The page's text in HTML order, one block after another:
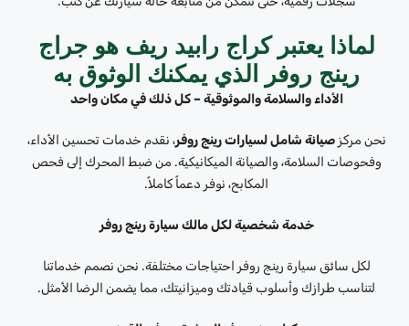
لماذا يعتبر كراج رابيد ريف هو جراج
رينج روفر الذي يمكنك الوثوق به
الأداء والسلامة والموثوقية – كل ذلك في مكان واحد
نحن مركزصيانة شامل لسيارات رينج روفر، نقدم خدمات تحسين الأداء،
وفحوصات السلامة، والصيانة الميكانيكية. من ضبط المحرك إلى فحص
المكابح، نوفر دعماً كاملاً.
خدمة شخصية لكل مالك سيارة رينج روفر
لكل سائق سيارة رينج روفر احتياجات مختلفة. نحن نصمم خدماتنا
لتناسب طرازك وأسلوب قيادتك وميزانيتك، مما يضمن الرضا الأمثل.